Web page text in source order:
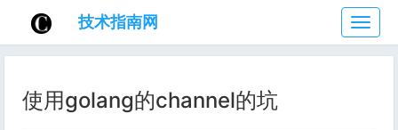
技
术
指
技术指南网
使用golang的channel的坑